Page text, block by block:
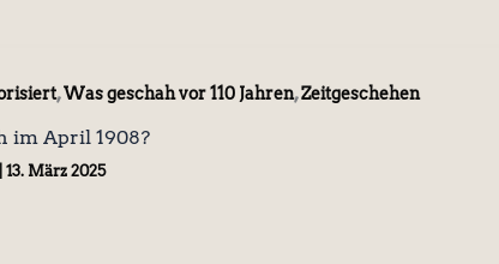
,Was geschah vor 110 Jahren,Zeitgeschehen
im April 1908?
13. März 2025